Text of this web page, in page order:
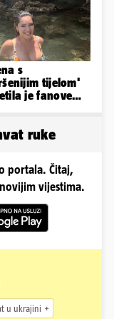
s
tijelom'
je fanove
ruke
portala. Čitaj,
vijestima.
u ukrajini